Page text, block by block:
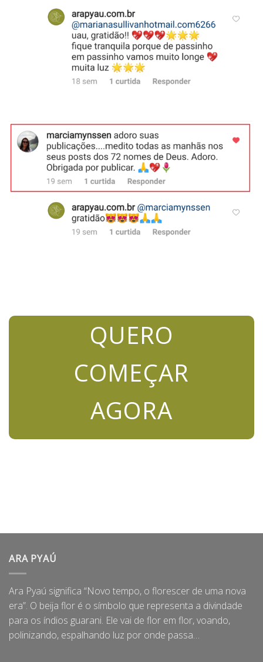
QUERO
COMEÇAR
AGORA
ARA PYAÚ
Ara Pyaú significa “Novo tempo, o florescer de uma nova
era”. O beija flor é o símbolo que representa a divindade
para os índios guarani. Ele vai de flor em flor, voando,
polinizando, espalhando luz por onde passa…